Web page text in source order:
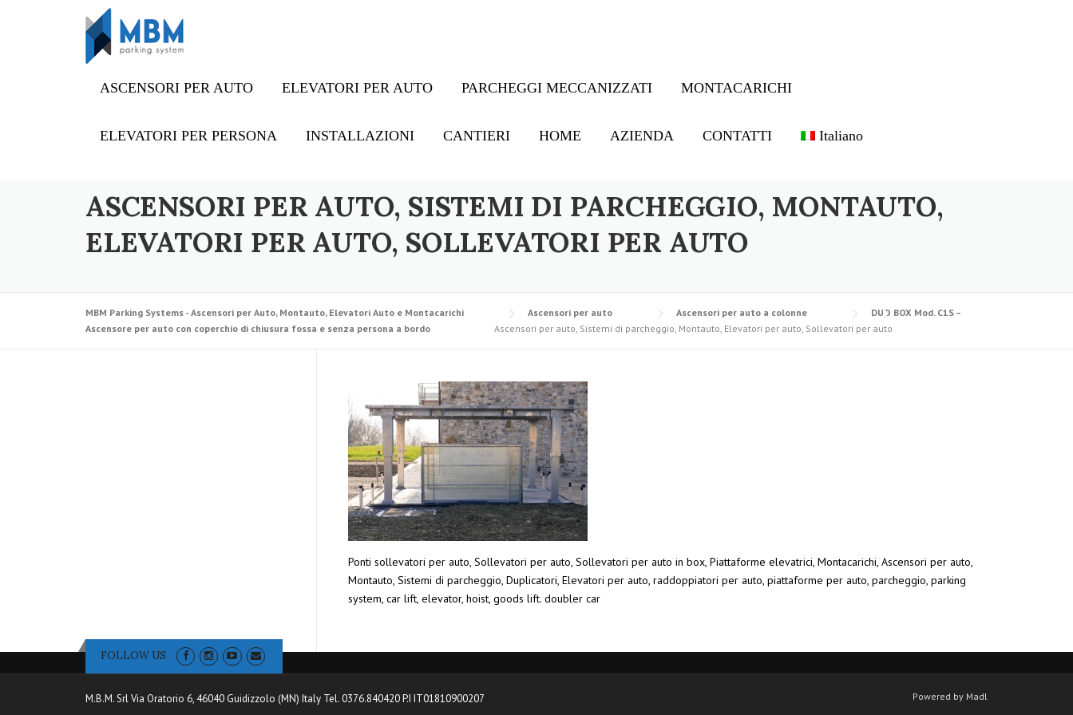
ASCENSORI PER AUTO ELEVATORI PER AUTO PARCHEGGI MECCANIZZATI MONTACARICHI
ELEVATORI PER PERSONA INSTALLAZIONI CANTIERI HOME AZIENDA CONTATTI Italiano
ASCENSORI PER AUTO, SISTEMI DI PARCHEGGIO, MONTAUTO,
ELEVATORI PER AUTO, SOLLEVATORI PER AUTO
MBM Parking Systems - Ascensori per Auto, Montauto, Elevatori Auto e Montacarichi Ascensori per auto Ascensori per auto a colonne
DUO BOX Mod. C1S –
Ascensore per auto con coperchio di chiusura fossa e senza persona a bordo
Ascensori per auto, Sistemi di parcheggio, Montauto, Elevatori per auto, Sollevatori per auto
Ponti sollevatori per auto, Sollevatori per auto, Sollevatori per auto in box, Piattaforme elevatrici, Montacarichi, Ascensori per auto,
Montauto, Sistemi di parcheggio, Duplicatori, Elevatori per auto, raddoppiatori per auto, piattaforme per auto, parcheggio, parking
system, car lift, elevator, hoist, goods lift. doubler car
FOLLOW US
M.B.M. Srl Via Oratorio 6, 46040 Guidizzolo (MN) Italy Tel. 0376.840420 P.I IT01810900207 Powered by Madl